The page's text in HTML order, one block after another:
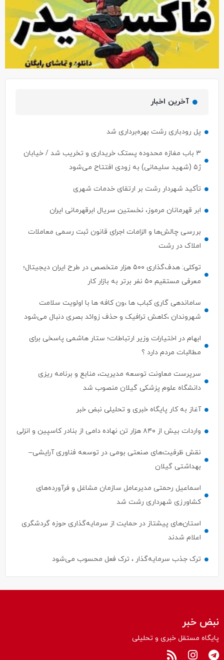
آخرین اخبار
پل رودباری رشت بهره‌برداری شد
۳ باب مغازه محدوده پستک خریداری و تخریب شد / خیابان
ژ۵ (شهید سلیمانی) به زودی افتتاح می‌شود
تأکید شهردار رشت بر ارتقای خدمات شهری
ابر قهرمانان مرموز، نخستین سریال ابرقهرمانی ایران
بررسی چالش‌ها و الزامات اجرای قانون ثبت رسمی معاملات
املاک در رشت
توکلی: هدف‌گذاری ۵۰۰ هزار متخصص در طرح ایران دیجیتال؛
معرفی مستقیم ۵۰ نفر برتر به بازار کار
ساماندهی گاری کباب ها ،ون کافه ها با اولویت سلامت
شهروندان ،کاهش ترافیک و حذف زوائد بصری دنبال می‌شود
ابهام در اختیارات وزیر ارتباطات؛ ستار هاشمی پاسخی برای
مطالبات مردم دارد ؟
سرپرست معاونت توسعه مدیریت، منابع و برنامه ریزی
دانشگاه علوم پزشکی گیلان منصوب شد
آغاز به کار پایگاه خبری و تحلیلی نبض خبر
واردات بیش از ۸۴۰ هزار تن نهاده دامی از بنادر كاسپین و انزلی
نقش ظرفیت‌های صنعتی بومی در توسعه فناوری آرایشی–
بهداشتی گیلان
اسماعیل رحمتی مدیرعامل سازمان مشاغل و فرآورده‌های
کشاورزی شهرداری رشت شد
استان‌های پیشتاز در حمایت از سرمایه‌گذاری حوزه گردشگری
اعلام شدند
ترک جذب سرمایه‌گذار ، ترک فعل محسوب می‌شود
نبض خبر
پایگاه مستقل خبری و تحلیلی